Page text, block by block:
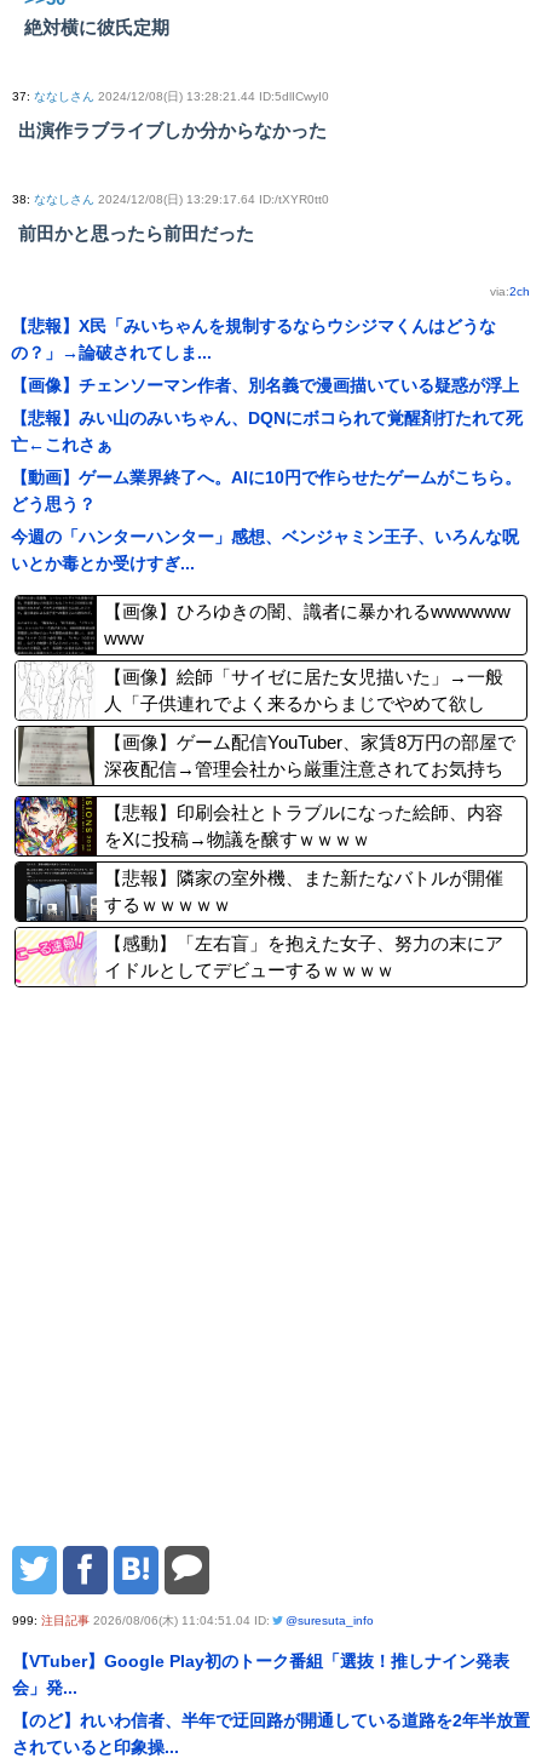
絶対横に彼氏定期
37: ななしさん 2024/12/08(日) 13:28:21.44 ID:5dlICwyI0
出演作ラブライブしか分からなかった
38: ななしさん 2024/12/08(日) 13:29:17.64 ID:/tXYR0tt0
前田かと思ったら前田だった
via:2ch
【悲報】X民「みいちゃんを規制するならウシジマくんはどうな
の？」→論破されてしま...
【画像】チェンソーマン作者、別名義で漫画描いている疑惑が浮上
【悲報】みい山のみいちゃん、DQNにボコられて覚醒剤打たれて死
亡←これさぁ
【動画】ゲーム業界終了へ。AIに10円で作らせたゲームがこちら。
どう思う？
今週の「ハンターハンター」感想、ベンジャミン王子、いろんな呪
いとか毒とか受けすぎ...
【画像】ひろゆきの闇、識者に暴かれるwwwwww
www
【画像】絵師「サイゼに居た女児描いた」→一般
人「子供連れでよく来るからまじでやめて欲し
い」→オタクブチ切れ
【画像】ゲーム配信YouTuber、家賃8万円の部屋で
深夜配信→管理会社から厳重注意されてお気持ち
表明
【悲報】印刷会社とトラブルになった絵師、内容
をXに投稿→物議を醸すｗｗｗｗ
【悲報】隣家の室外機、また新たなバトルが開催
するｗｗｗｗｗ
【感動】「左右盲」を抱えた女子、努力の末にア
イドルとしてデビューするｗｗｗｗ
999: 注目記事 2026/08/06(木) 11:04:51.04 ID: @suresuta_info
【VTuber】Google Play初のトーク番組「選抜！推しナイン発表
会」発...
【のど】れいわ信者、半年で迂回路が開通している道路を2年半放置
されていると印象操...